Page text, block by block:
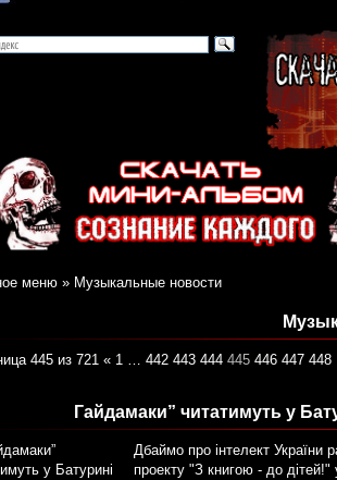
меню » Музыкальные новости
445 из 721 « 1 … 442 443 444 445 446 447 448
Гайдамаки” читатимуть у
Дбаймо про інтелект України
проекту "З книгою - до дітей!"